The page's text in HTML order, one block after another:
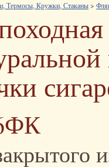
Термосы, Кружки, Стаканы>